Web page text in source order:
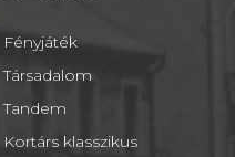
Fényjáték
Társadalom
Tandem
Kortárs klasszikus